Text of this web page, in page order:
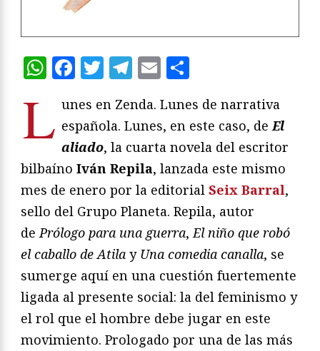
WhatsApp
Facebook
Twitter
Telegram
Email
L unes en Zenda. Lunes de narrativa
española. Lunes, en este caso, de El
aliado, la cuarta novela del escritor
bilbaíno Iván Repila, lanzada este mismo
mes de enero por la editorial Seix Barral,
sello del Grupo Planeta. Repila, autor
de Prólogo para una guerra, El niño que robó
el caballo de Atila y Una comedia canalla, se
sumerge aquí en una cuestión fuertemente
ligada al presente social: la del feminismo y
el rol que el hombre debe jugar en este
movimiento. Prologado por una de las más